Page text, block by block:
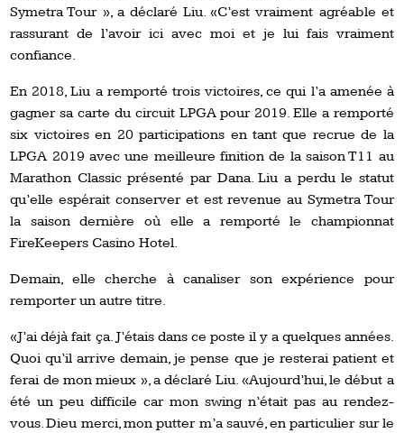
Symetra Tour », a déclaré Liu. «C’est vraiment agréable et
rassurant de l’avoir ici avec moi et je lui fais vraiment
confiance.
En 2018, Liu a remporté trois victoires, ce qui l’a amenée à
gagner sa carte du circuit LPGA pour 2019. Elle a remporté
six victoires en 20 participations en tant que recrue de la
LPGA 2019 avec une meilleure finition de la saison T11 au
Marathon Classic présenté par Dana. Liu a perdu le statut
qu’elle espérait conserver et est revenue au Symetra Tour
la saison dernière où elle a remporté le championnat
FireKeepers Casino Hotel.
Demain, elle cherche à canaliser son expérience pour
remporter un autre titre.
«J’ai déjà fait ça. J’étais dans ce poste il y a quelques années.
Quoi qu’il arrive demain, je pense que je resterai patient et
ferai de mon mieux », a déclaré Liu. «Aujourd’hui, le début a
été un peu difficile car mon swing n’était pas au rendez-
vous. Dieu merci, mon putter m’a sauvé, en particulier sur le